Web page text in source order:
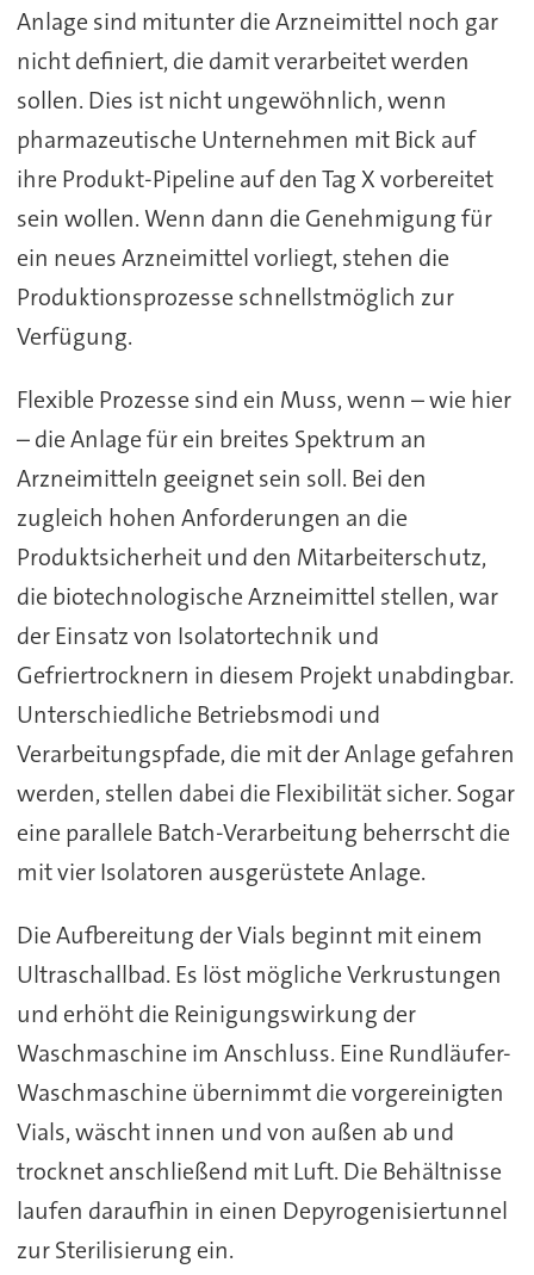
Anlage sind mitunter die Arzneimittel noch gar
nicht definiert, die damit verarbeitet werden
sollen. Dies ist nicht ungewöhnlich, wenn
pharmazeutische Unternehmen mit Bick auf
ihre Produkt-Pipeline auf den Tag X vorbereitet
sein wollen. Wenn dann die Genehmigung für
ein neues Arzneimittel vorliegt, stehen die
Produktionsprozesse schnellstmöglich zur
Verfügung.
Flexible Prozesse sind ein Muss, wenn – wie hier
– die Anlage für ein breites Spektrum an
Arzneimitteln geeignet sein soll. Bei den
zugleich hohen Anforderungen an die
Produktsicherheit und den Mitarbeiterschutz,
die biotechnologische Arzneimittel stellen, war
der Einsatz von Isolatortechnik und
Gefriertrocknern in diesem Projekt unabdingbar.
Unterschiedliche Betriebsmodi und
Verarbeitungspfade, die mit der Anlage gefahren
werden, stellen dabei die Flexibilität sicher. Sogar
eine parallele Batch-Verarbeitung beherrscht die
mit vier Isolatoren ausgerüstete Anlage.
Die Aufbereitung der Vials beginnt mit einem
Ultraschallbad. Es löst mögliche Verkrustungen
und erhöht die Reinigungswirkung der
Waschmaschine im Anschluss. Eine Rundläufer-
Waschmaschine übernimmt die vorgereinigten
Vials, wäscht innen und von außen ab und
trocknet anschließend mit Luft. Die Behältnisse
laufen daraufhin in einen Depyrogenisiertunnel
zur Sterilisierung ein.